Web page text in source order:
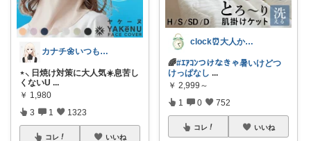
カナチ🌼いつもご覧くださり感謝ꕤ
⋆⸜ 日焼け対策に大人気☀️息苦し
くないU ...
￥ 1,980
3 1 1323
コレ いいね
clock⏰大人かわいい
🌈#ｴｱｺﾝつけなきゃ暑いけどつ
けっぱなし ...
￥ 2,999～
1 0 752
コレ いいね